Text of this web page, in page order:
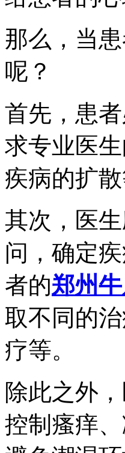
那么，当
呢？
首先，患
求专业医
疾病的扩
其次，医
问，确定
者的郑州
取不同的
疗等。
除此之外
控制瘙痒